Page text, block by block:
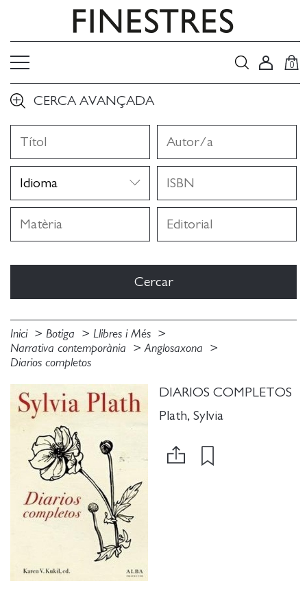
0
CERCA AVANÇADA
Inici Botiga
Llibres i Més
Narrativa contemporània
Anglosaxona
Diarios completos
DIARIOS COMPLETOS
Plath, Sylvia